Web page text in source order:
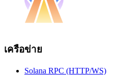
เครือข่าย
Solana RPC (HTTP/WS)